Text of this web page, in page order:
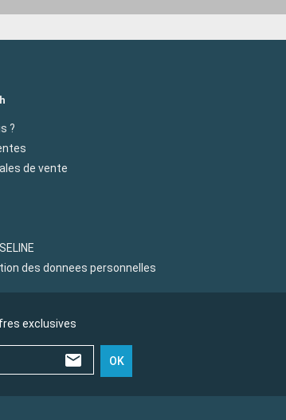
?
de vente
des donnees personnelles
exclusives
OK